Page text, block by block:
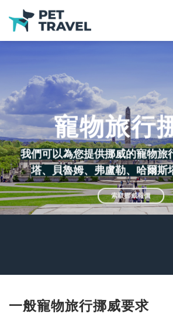
寵物旅行
我們可以為您提供挪威的寵物旅
塔、
貝魯姆、 弗盧勒、 哈爾斯
索取挪威報價
一般寵物旅行挪威要求